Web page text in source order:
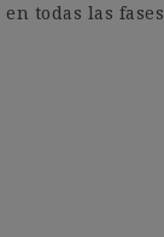
todas las fases